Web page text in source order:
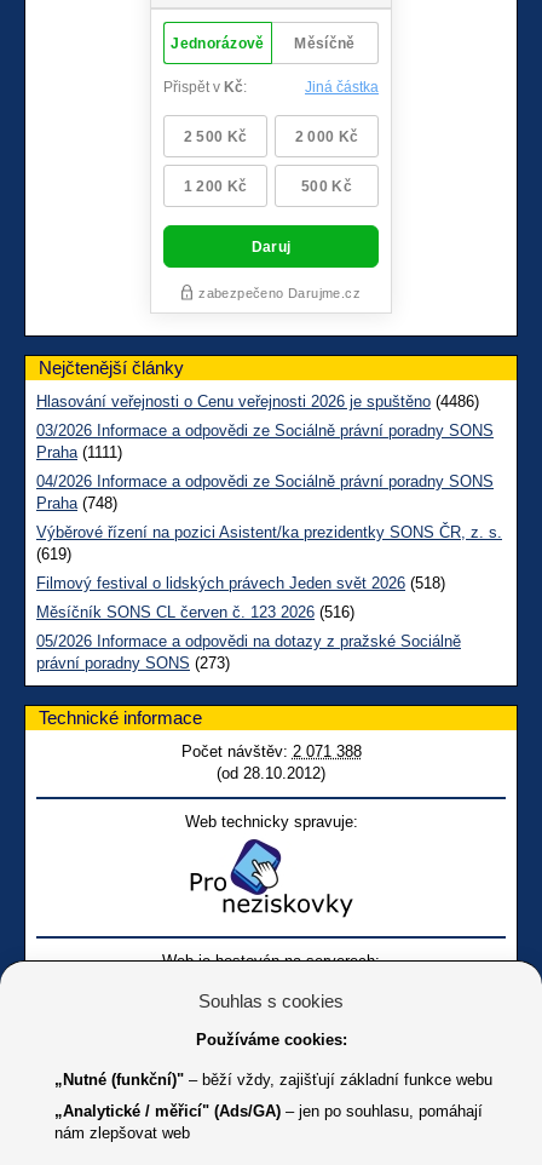
Nejčtenější články
Hlasování veřejnosti o Cenu veřejnosti 2026 je spuštěno (4486)
03/2026 Informace a odpovědi ze Sociálně právní poradny SONS
Praha(1111)
04/2026 Informace a odpovědi ze Sociálně právní poradny SONS
Praha(748)
Výběrové řízení na pozici Asistent/ka prezidentky SONS ČR, z. s.
(619)
Filmový festival o lidských právech Jeden svět 2026 (518)
Měsíčník SONS CL červen č. 123 2026 (516)
05/2026 Informace a odpovědi na dotazy z pražské Sociálně
právní poradny SONS (273)
Technické informace
Počet návštěv: 2 071 388
(od 28.10.2012)
Web technicky spravuje:
Web je hostován na serverech:
Souhlas s cookies
Používáme cookies:
„Nutné (funkční)" – běží vždy, zajišťují základní funkce webu
„Analytické / měřicí" (Ads/GA) – jen po souhlasu, pomáhají
nám zlepšovat web